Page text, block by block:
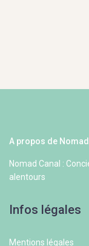
A propos de Nomad
Nomad Canal :
alentours
Infos légales
Mentions légales